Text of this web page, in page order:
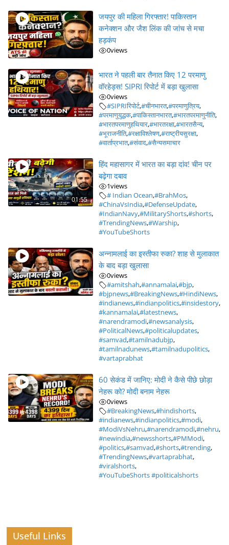
जयपुर की महिला गिरफ्तार! पाकिस्तान
कनेक्शन और जैश लिंक की जांच से मचा
हड़कंप
0views
भारत ने पहली बार तैनात किए 12 परमाणु
वॉरहेड्स! SIPRI रिपोर्ट में बड़ा खुलासा
0views
#SIPRIरिपोर्ट,#चीनभारत,#परमाणुत्रिय,
#परमाणुयुद्धक,#पाकिस्तानभारत,#भारतपरमाणुनीति,
#भारतपरमाणुहथियार,#भारतरक्षा,#भारतसैन्य,
#भूराजनीति,#रक्षाविश्लेषण,#राष्ट्रीयसुरक्षा,
#वार्ताप्रभात,#संवाद,#सैन्यसमाचार
01:55
हिंद महासागर में भारत का बड़ा दांव! चीन पर
बढ़ेगा दबाव
1views
# Indian Ocean,#BrahMos,
#ChinaVsIndia,#DefenseUpdate,
#IndianNavy,#MilitaryShorts,#shorts,
#TrendingNews,#Warship,
#YouTubeShorts
अन्नामलाई का इस्तीफा रुका? शाह से मुलाकात
के बाद बड़ा खुलासा
0views
#amitshah,#annamalai,#bjp,
#bjpnews,#BreakingNews,#HindiNews,
#indianews,#indianpolitics,#insidestory,
#kannamalai,#latestnews,
#narendramodi,#newsanalysis,
#PoliticalNews,#politicalupdates,
#samvad,#tamilnadubjp,
#tamilnadunews,#tamilnadupolitics,
#vartaprabhat
60 सेकंड में जानिए: मोदी ने कैसे पीछे छोड़ा
नेहरू को? मोदी बनाम नेहरू
0views
#BreakingNews,#hindishorts,
#indianews,#indianpolitics,#modi,
#ModiVsNehru,#narendramodi,#nehru,
#newindia,#newsshorts,#PMModi,
#politics,#samvad,#shorts,#trending,
#TrendingNews,#vartaprabhat,
#viralshorts,
#YouTubeShorts #politicalshorts
Useful Links